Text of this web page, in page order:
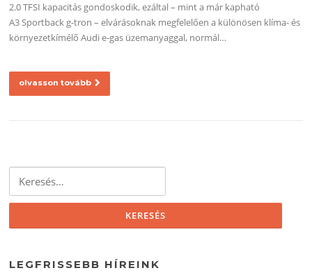
2.0 TFSI kapacitás gondoskodik, ezáltal – mint a már kapható
A3 Sportback g-tron – elvárásoknak megfelelően a különösen klíma- és
környezetkímélő Audi e-gas üzemanyaggal, normál…
olvasson tovább
LEGFRISSEBB HÍREINK